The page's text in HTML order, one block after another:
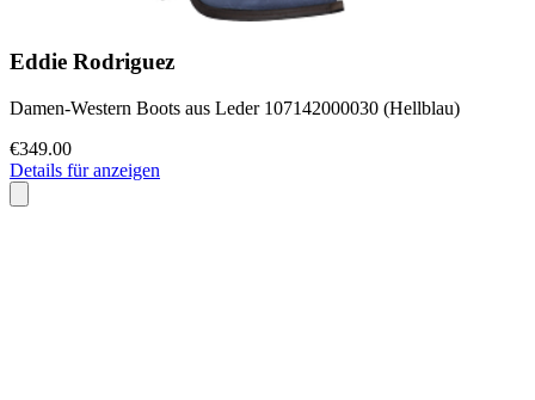
Eddie Rodriguez
Damen-Western Boots aus Leder 107142000030 (Hellblau)
€349.00
Details für anzeigen